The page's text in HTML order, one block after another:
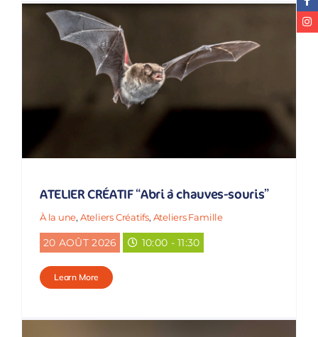
ATELIER CRÉATIF “Abri à chauves-souris”
À la une, Ateliers Créatifs, Ateliers Famille
20 AOÛT 2026 10:00 - 11:30
Learn More